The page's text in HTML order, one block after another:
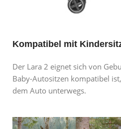
Kompatibel mit
Der Lara 2 eignet sich von
Baby-Autositzen kompatibel
dem Auto unterwegs.